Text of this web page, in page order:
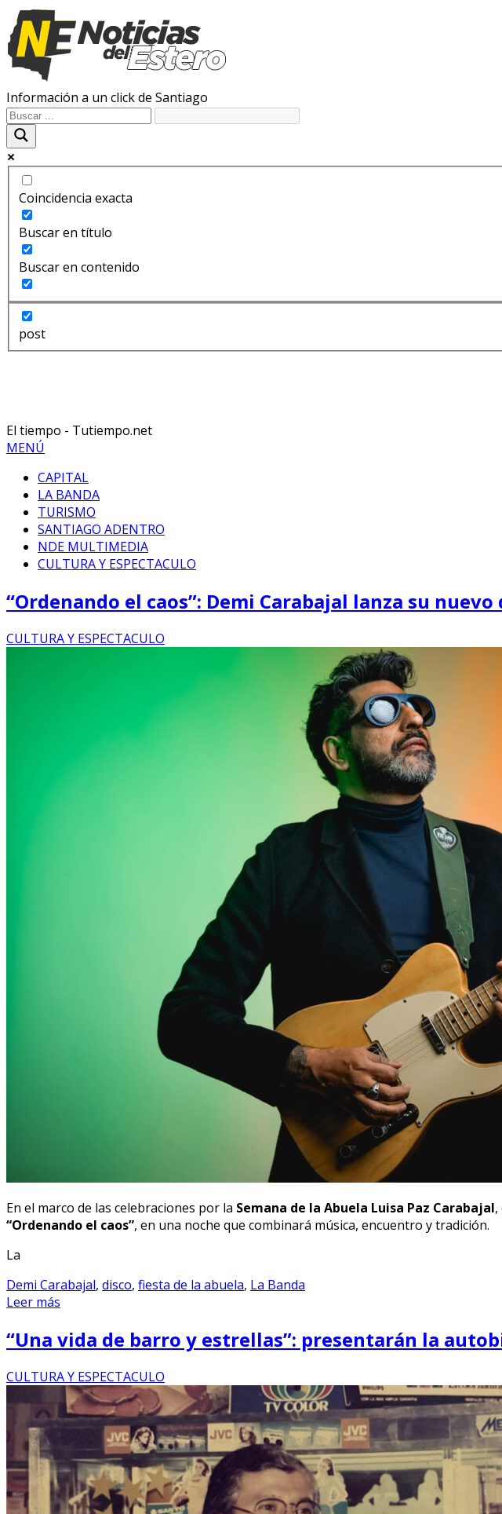
Información a un click de Santiago
Coincidencia exacta
Buscar en título
Buscar en contenido
post
El tiempo - Tutiempo.net
MENÚ
CAPITAL
LA BANDA
TURISMO
SANTIAGO ADENTRO
NDE MULTIMEDIA
CULTURA Y ESPECTACULO
“Ordenando el caos”: Demi Carabajal lanza su
CULTURA Y ESPECTACULO
En el marco de las celebraciones por la Semana de la Abuela Luisa Paz Carabajal
“Ordenando el caos”, en una noche que combinará música, encuentro y tradición.
La
Demi Carabajal, disco, fiesta de la abuela, La Banda
Leer más
“Una vida de barro y estrellas”: presentarán la
CULTURA Y ESPECTACULO